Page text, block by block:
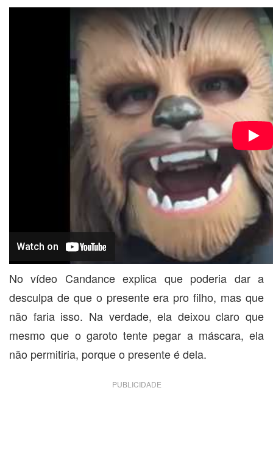
No vídeo Candance explica que poderia dar a
desculpa de que o presente era pro filho, mas que
não faria isso. Na verdade, ela deixou claro que
mesmo que o garoto tente pegar a máscara, ela
não permitiria, porque o presente é dela.
PUBLICIDADE